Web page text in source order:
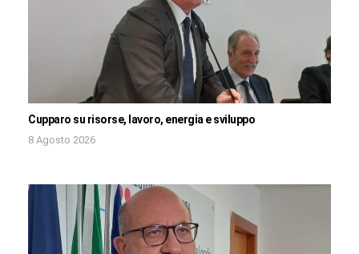
Cupparo su risorse, lavoro, energia e sviluppo
8 Agosto 2026